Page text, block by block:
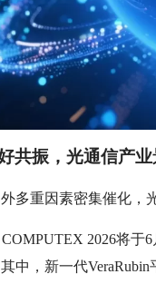
共振，光通信产
多重因素密集催化，
2026将于
中，新一代